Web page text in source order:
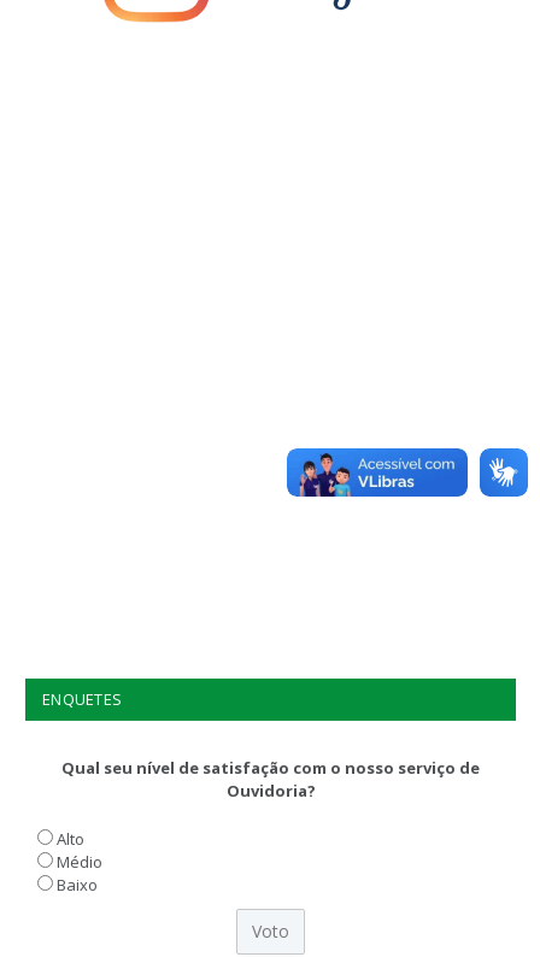
ENQUETES
Qual seu nível de satisfação com o nosso serviço de
Ouvidoria?
Alto
Médio
Baixo